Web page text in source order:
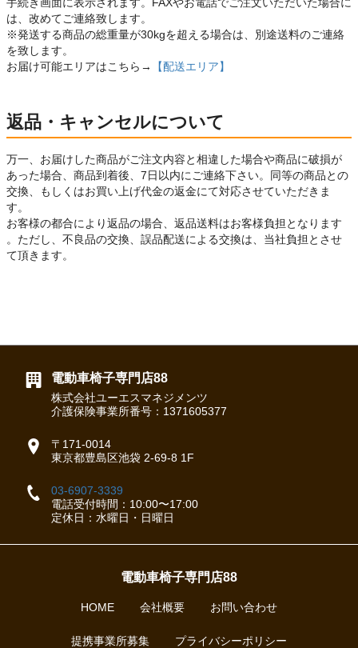
は、改めてご連絡致します。
※発送する商品の総重量が30kgを超える場合は、別途送料のご連絡
を致します。
お届け可能エリアはこちら→
【配送エリア】
返品・キャンセルについて
万一、お届けした商品がご注文内容と相違した場合や商品に破損が
あった場合、商品到着後、7日以内にご連絡下さい。同等の商品との
交換、もしくはお買い上げ代金の返金にて対応させていただきま
す。
お客様の都合により返品の場合、返品送料はお客様負担となります
。ただし、不良品の交換、誤品配送による交換は、当社負担とさせ
て頂きます。
電動車椅子専門店88
株式会社ユーエスマネジメンツ
介護保険事業所番号：1371605377
〒171-0014
東京都豊島区池袋 2-69-8 1F
03-6907-3339
電話受付時間：10:00〜17:00
定休日：水曜日・日曜日
電動車椅子専門店88
HOME 会社概要 お問い合わせ
提携事業所募集 プライバシーポリシー